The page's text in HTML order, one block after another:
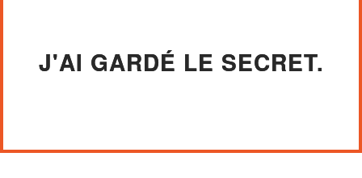
J'AI GARDÉ LE SECRET.